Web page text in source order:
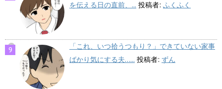
を伝える日の直前、... 投稿者: ふくふく
「これ、いつ拾うつもり？」できていない家事
ばかり気にする夫…... 投稿者: ずん